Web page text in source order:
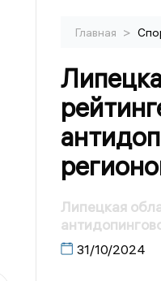
Главная >
Липецкая
31/10/2024